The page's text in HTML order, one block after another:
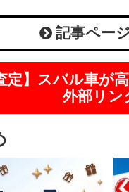
記事ペー
定】スバル車が
外部リン